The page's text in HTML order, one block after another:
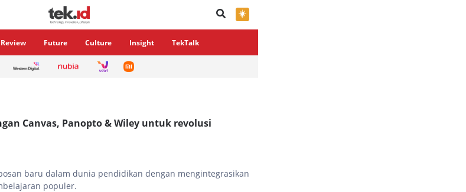
×
Review Future Culture Insight TekTalk
Canvas, Panopto & Wiley untuk revolusi
baru dalam dunia pendidikan dengan mengintegrasikan
populer.